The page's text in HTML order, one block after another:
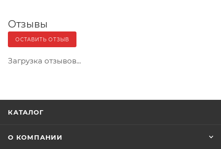
Отзывы
ОСТАВИТЬ ОТЗЫВ
Загрузка отзывов...
КАТАЛОГ
О КОМПАНИИ